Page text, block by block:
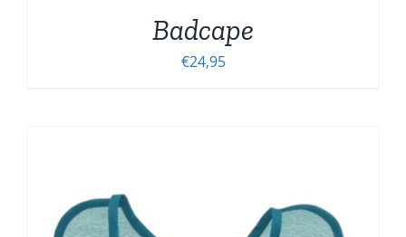
Badcape
€24,95